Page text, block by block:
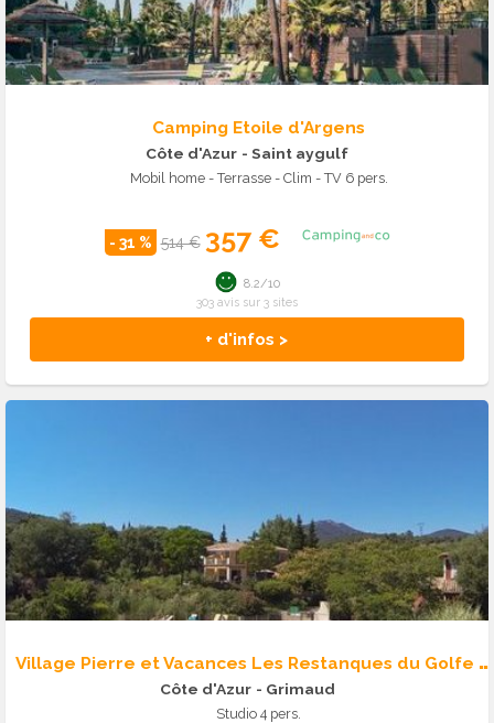
Camping Etoile d'Argens
Côte d'Azur - Saint aygulf
Mobil home - Terrasse - Clim - TV 6 pers.
- 31 % 514 € 357 €
+ d'infos >
8.2/10
303 avis sur 3 sites
V
illage Pierre et Vacances Les Restanques du Golfe de St Tropez
Côte d'Azur - Grimaud
Studio 4 pers.